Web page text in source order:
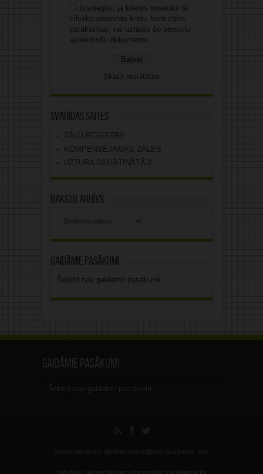
Izsniegšu, ja klients nosauks tā
cilvēka personas kodu, kam zāles
parakstītas, vai uzrādīs šo personu
apliecinošu dokumentu.
Skatīt rezultātus
Svarīgas saites
ZĀĻU REĢISTRS
KOMPENSĒJAMĀS ZĀLES
UZTURA BAGĀTINĀTĀJI
Rakstu arhīvs
Gaidāmie pasākumi
Šobrīd nav gaidāmo pasākumi.
Gaidāmie pasākumi
Šobrīd nav gaidāmo pasākumi.
Redakcija nenes atbildību sarežģījumu gadījumos, kas